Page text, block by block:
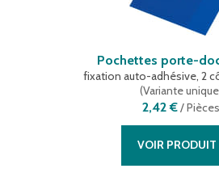
Pochettes porte-
fixation auto-adhésive, 2
(Variante unique
2,42 €/Pièces
VOIR PRODUIT